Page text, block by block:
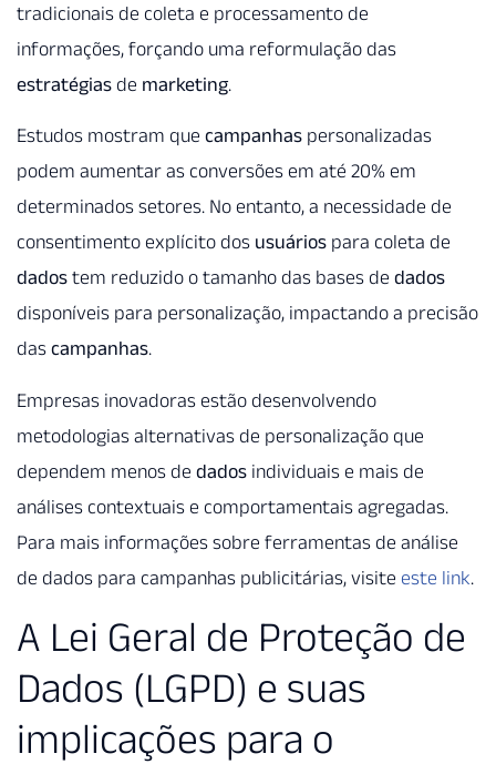
tradicionais de coleta e processamento de
informações, forçando uma reformulação das
estratégias de marketing.
Estudos mostram que campanhas personalizadas
podem aumentar as conversões em até 20% em
determinados setores. No entanto, a necessidade de
consentimento explícito dos usuários para coleta de
dados tem reduzido o tamanho das bases de dados
disponíveis para personalização, impactando a precisão
das campanhas.
Empresas inovadoras estão desenvolvendo
metodologias alternativas de personalização que
dependem menos de dados individuais e mais de
análises contextuais e comportamentais agregadas.
Para mais informações sobre ferramentas de análise
de dados para campanhas publicitárias, visite este link.
A Lei Geral de Proteção de
Dados (LGPD) e suas
implicações para o